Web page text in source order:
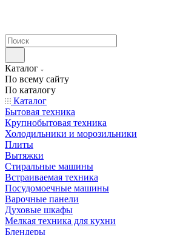
Каталог
По всему сайту
По каталогу
Каталог
Бытовая техника
Крупнобытовая техника
Холодильники и морозильники
Плиты
Вытяжки
Стиральные машины
Встраиваемая техника
Посудомоечные машины
Варочные панели
Духовые шкафы
Мелкая техника для кухни
Блендеры